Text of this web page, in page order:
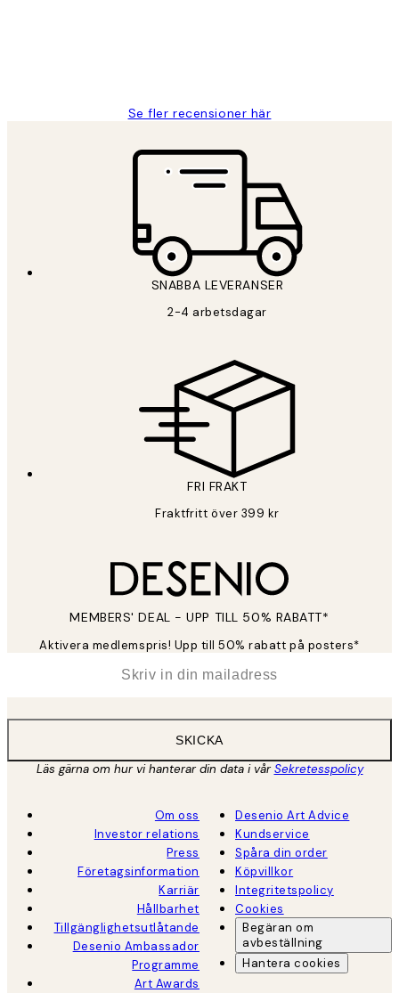
Se fler recensioner här
SNABBA LEVERANSER
2-4 arbetsdagar
FRI FRAKT
Fraktfritt över 399 kr
MEMBERS' DEAL - UPP TILL 50% RABATT*
Aktivera medlemspris! Upp till 50% rabatt på posters*
SKICKA
Läs gärna om hur vi hanterar din data i vårSekretesspolicy
Om oss
Investor relations
Press
Företagsinformation
Karriär
Hållbarhet
Tillgänglighetsutlåtande
Desenio Ambassador
Programme
Art Awards
Desenio Art Advice
Kundservice
Spåra din order
Köpvillkor
Integritetspolicy
Cookies
Begäran om
avbeställning
Hantera cookies